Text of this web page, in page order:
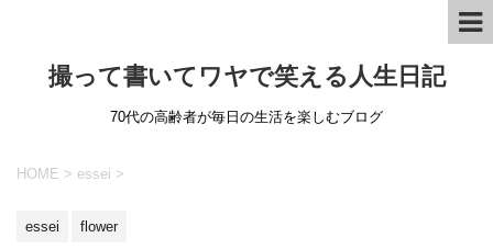
撮って書いてワヤで笑える人生日記
70代の高齢者が毎日の生活を楽しむブログ
HOME > essei >
essei flower